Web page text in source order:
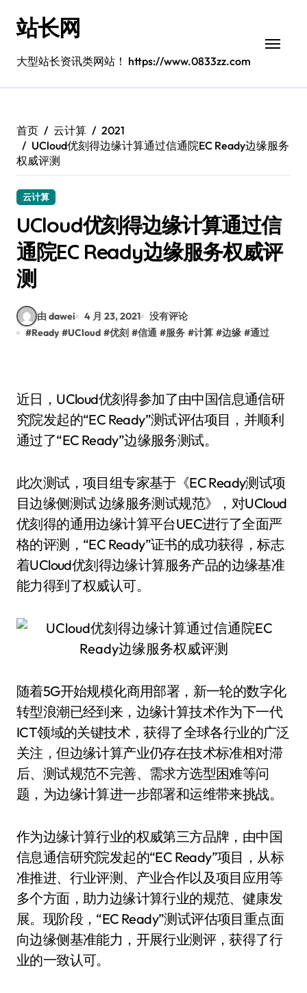
站长网
大型站长资讯类网站！ https://www.0833zz.com
首页 云计算
2021
UCloud优刻得边缘计算通过信通院EC Ready边缘服务
权威评测
云计算
UCloud优刻得边缘计算通过信
通院EC Ready边缘服务权威评
测
由 dawei 4 月 23, 2021
没有评论
#Ready #UCloud #优刻 #信通 #服务 #计算 #边缘 #通过
近日，UCloud优刻得参加了由中国信息通信研
究院发起的“EC Ready”测试评估项目，并顺利
通过了“EC Ready”边缘服务测试。
此次测试，项目组专家基于《EC Ready测试项
目边缘侧测试 边缘服务测试规范》，对UCloud
优刻得的通用边缘计算平台UEC进行了全面严
格的评测，“EC Ready”证书的成功获得，标志
着UCloud优刻得边缘计算服务产品的边缘基准
能力得到了权威认可。
随着5G开始规模化商用部署，新一轮的数字化
转型浪潮已经到来，边缘计算技术作为下一代
ICT领域的关键技术，获得了全球各行业的广泛
关注，但边缘计算产业仍存在技术标准相对滞
后、测试规范不完善、需求方选型困难等问
题，为边缘计算进一步部署和运维带来挑战。
作为边缘计算行业的权威第三方品牌，由中国
信息通信研究院发起的“EC Ready”项目，从标
准推进、行业评测、产业合作以及项目应用等
多个方面，助力边缘计算行业的规范、健康发
展。现阶段，“EC Ready”测试评估项目重点面
向边缘侧基准能力，开展行业测评，获得了行
业的一致认可。